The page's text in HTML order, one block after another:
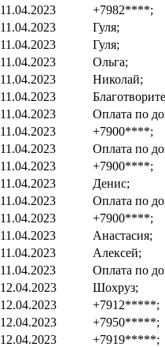
11.04.2023
+7982****;
11.04.2023
Гуля;
11.04.2023
Гуля;
11.04.2023
Ольга;
11.04.2023
Николай;
11.04.2023
11.04.2023
Оплата по
11.04.2023
+7900****;
11.04.2023
Оплата по
11.04.2023
+7900****;
11.04.2023
Денис;
11.04.2023
Оплата по
11.04.2023
+7900****;
11.04.2023
Анастасия;
11.04.2023
Алексей;
11.04.2023
Оплата по
12.04.2023
Шохруз;
12.04.2023
+7912*****;
12.04.2023
+7950*****;
12.04.2023
+7919*****;